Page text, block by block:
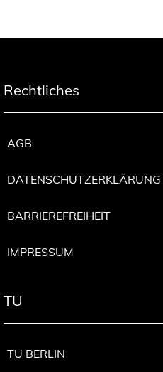
Rechtliches
AGB
DATENSCHUTZERKLÄRUNG
BARRIEREFREIHEIT
IMPRESSUM
TU
TU BERLIN